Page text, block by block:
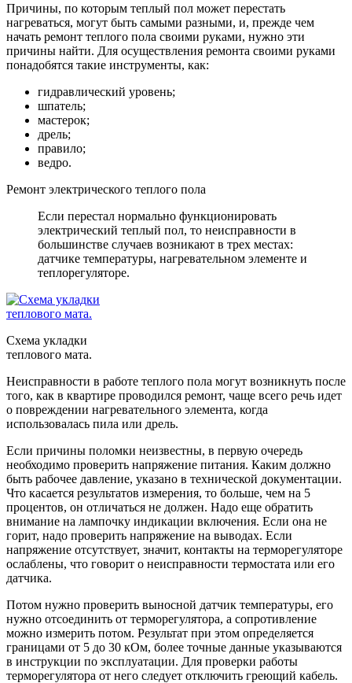
Причины, по которым теплый пол может перестать
нагреваться, могут быть самыми разными, и, прежде чем
начать ремонт теплого пола своими руками, нужно эти
причины найти. Для осуществления ремонта своими руками
понадобятся такие инструменты, как:
гидравлический уровень;
шпатель;
мастерок;
дрель;
правило;
ведро.
Ремонт электрического теплого пола
Если перестал нормально функционировать
электрический теплый пол, то неисправности в
большинстве случаев возникают в трех местах:
датчике температуры, нагревательном элементе и
теплорегуляторе.
Схема укладки
теплового мата.
Неисправности в работе теплого пола могут возникнуть после
того, как в квартире проводился ремонт, чаще всего речь идет
о повреждении нагревательного элемента, когда
использовалась пила или дрель.
Если причины поломки неизвестны, в первую очередь
необходимо проверить напряжение питания. Каким должно
быть рабочее давление, указано в технической документации.
Что касается результатов измерения, то больше, чем на 5
процентов, он отличаться не должен. Надо еще обратить
внимание на лампочку индикации включения. Если она не
горит, надо проверить напряжение на выводах. Если
напряжение отсутствует, значит, контакты на терморегуляторе
ослаблены, что говорит о неисправности термостата или его
датчика.
Потом нужно проверить выносной датчик температуры, его
нужно отсоединить от терморегулятора, а сопротивление
можно измерить потом. Результат при этом определяется
границами от 5 до 30 кОм, более точные данные указываются
в инструкции по эксплуатации. Для проверки работы
терморегулятора от него следует отключить греющий кабель.